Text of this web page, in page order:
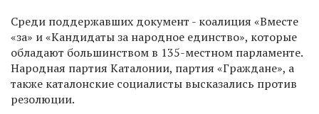
Среди поддержавших документ - коалиция «Вместе
«за» и «Кандидаты за народное единство», которые
обладают большинством в 135-местном парламенте.
Народная партия Каталонии, партия «Граждане», а
также каталонские социалисты высказались против
резолюции.